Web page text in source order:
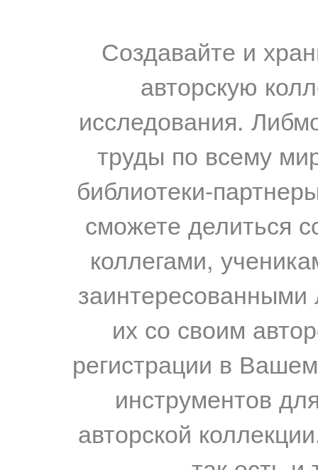
Создавайте и
авторскую
исследования.
труды по всему
библиотеки-
сможете делиться
коллегами,
их со своим
регистрации в
инструментов
авторской